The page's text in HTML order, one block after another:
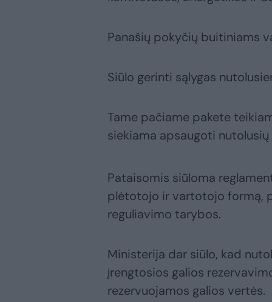
Panašių pokyčių buitiniams
Siūlo gerinti sąlygas
Tame pačiame pakete
siekiama apsaugoti
Pataisomis siūloma
plėtotojo ir vartotojo formą,
reguliavimo tarybos.
Ministerija dar siūlo, kad
įrengtosios galios
rezervuojamos galios vertės.